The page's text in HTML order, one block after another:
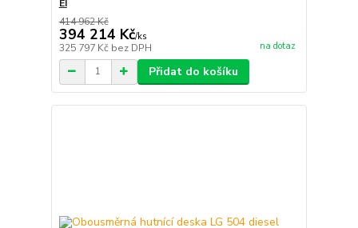
EI
414 962 Kč
394 214 Kč/ks
325 797 Kč bez DPH na dotaz
Přidat do košíku